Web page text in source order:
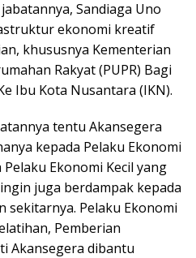
Sandiaga Uno
ekonomi kreatif
khususnya Kementerian
Rakyat (PUPR) Bagi
Ibu Kota Nusantara (IKN).
tentu Akansegera
kepada Pelaku Ekonomi
Ekonomi Kecil yang
juga berdampak kepada
sekitarnya. Pelaku Ekonomi
Pemberian
Akansegera dibantu